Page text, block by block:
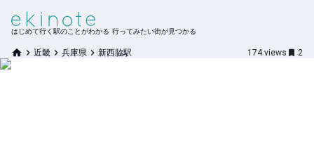
はじめて行く駅のことがわかる 行ってみたい街が見つかる
近畿 兵庫県 新西脇駅 174 views 2